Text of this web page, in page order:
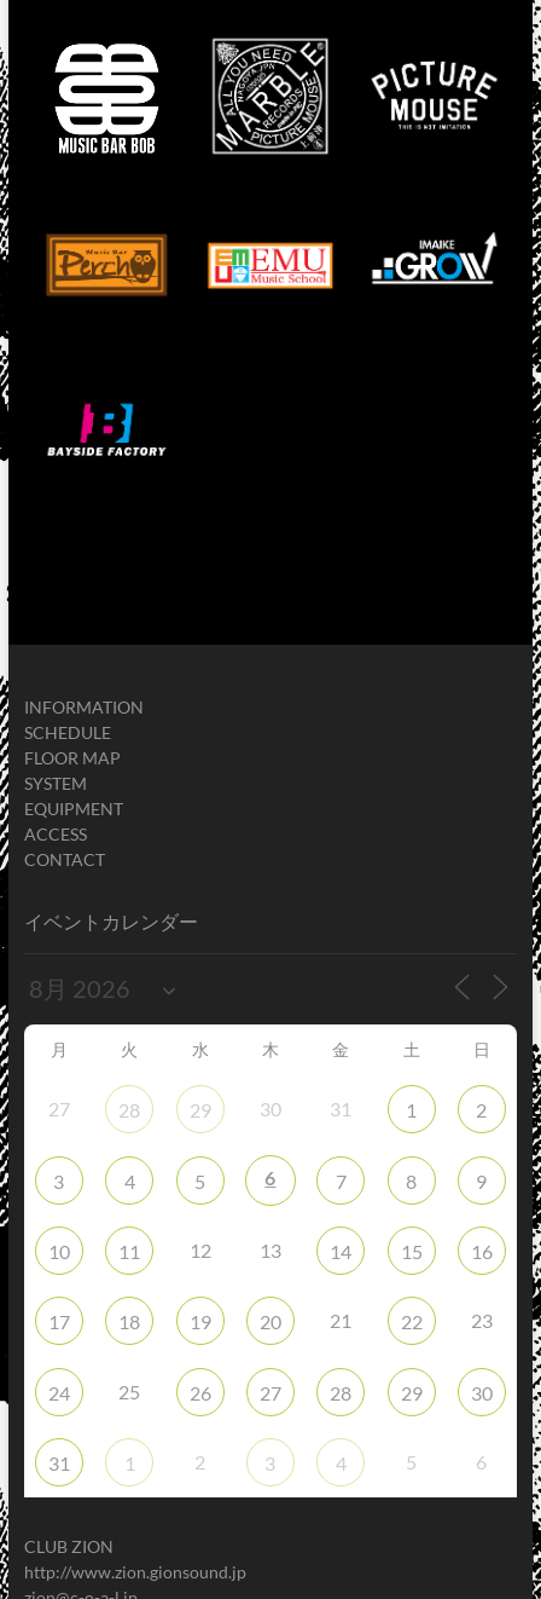
INFORMATION
SCHEDULE
FLOOR MAP
SYSTEM
EQUIPMENT
ACCESS
CONTACT
イベントカレンダー
月 火 水 木 金 土 日
27 28 29 30 31 1 2
3 4 5 6 7 8 9
10 11 12 13 14 15 16
17 18 19 20 21 22 23
24 25 26 27 28 29 30
31 1 2 3 4 5 6
CLUB ZION
http://www.zion.gionsound.jp